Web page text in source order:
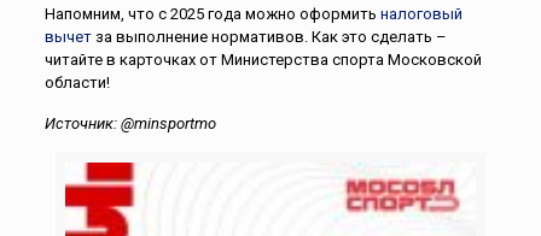
Напомним, что с 2025 года можно оформить налоговый
вычетза выполнение нормативов. Как это сделать –
читайте в карточках от Министерства спорта Московской
области!
Источник: @minsportmo